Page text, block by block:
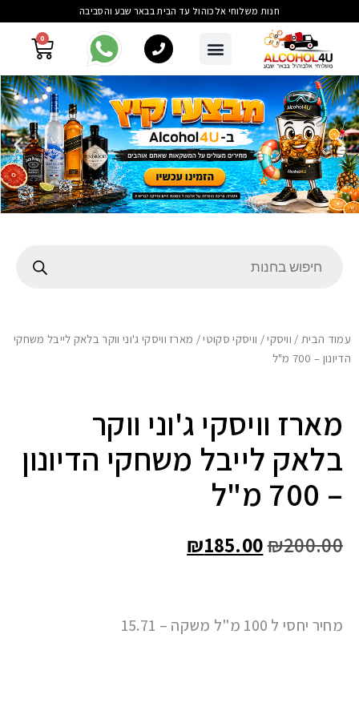
חנות משלוחי אלכוהול עד הבית בבאר שבע והסביבה
0
עמוד הבית/ וויסקי/ וויסקי סקוטי/ מארז וויסקי ג'וני ווקר בלאק לייבל משחקי
הדיונון – 700 מ"ל
מארז וויסקי ג'וני ווקר
בלאק לייבל משחקי הדיונון
– 700 מ"ל
₪200.00
₪185.00
מחיר יחסי ל 100 מ"ל משקה – 15.71